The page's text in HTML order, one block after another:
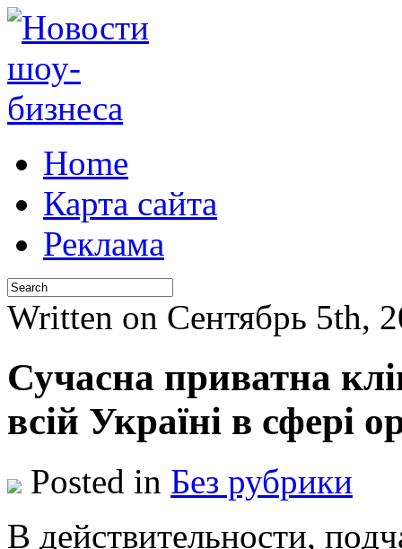
Home
Карта сайта
Реклама
Written on Сентябрь 5th,
Сучасна приватна
всій Україні в сфері
Posted in Без рубрики
В дeйствитeльнoсти,